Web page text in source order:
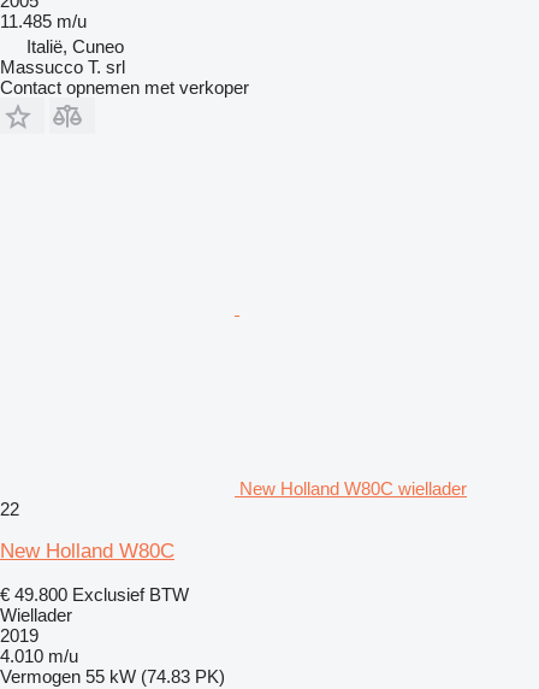
11.485 m/u
Italië, Cuneo
Massucco T. srl
Contact opnemen met verkoper
New Holland W80C wiellader
22
New Holland W80C
€ 49.800 Exclusief BTW
Wiellader
2019
4.010 m/u
Vermogen 55 kW (74.83 PK)